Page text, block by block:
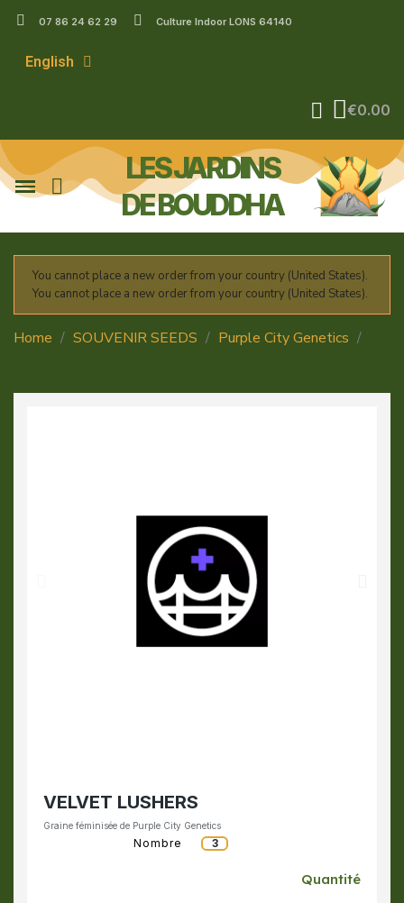
07 86 24 62 29 Culture Indoor LONS 64140
English
€0.00
LES JARDINS
DE BOUDDHA
You cannot place a new order from your country (United States).
You cannot place a new order from your country (United States).
Home SOUVENIR SEEDS
Purple City Genetics
VELVET LUSHERS
Graine féminisée de Purple City Genetics
Nombre 3
Quantité